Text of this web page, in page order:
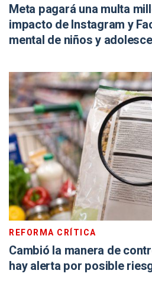
Meta pagará una multa
impacto de Instagram y
mental de niños y
REFORMA CRÍTICA
Cambió la manera de
hay alerta por posible